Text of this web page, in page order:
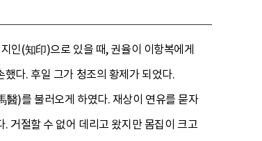
인(知印)으로 있을 때, 권율이 이항복에게
다. 후일 그가 청조의 황제가 되었다.
醫)를 불러오게 하였다. 재상이 연유를 묻자
거절할 수 없어 데리고 왔지만 몸집이 크고